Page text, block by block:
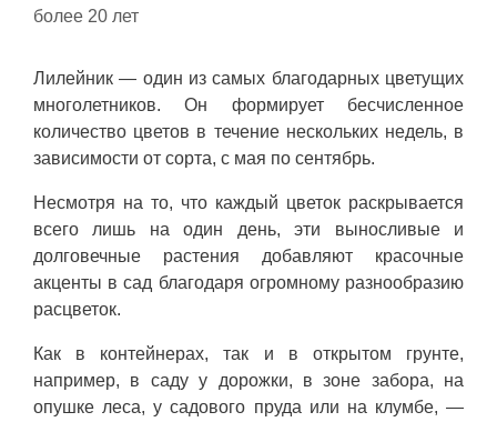
более 20 лет
Лилейник — один из самых благодарных цветущих
многолетников. Он формирует бесчисленное
количество цветов в течение нескольких недель, в
зависимости от сорта, с мая по сентябрь.
Несмотря на то, что каждый цветок раскрывается
всего лишь на один день, эти выносливые и
долговечные растения добавляют красочные
акценты в сад благодаря огромному разнообразию
расцветок.
Как в контейнерах, так и в открытом грунте,
например, в саду у дорожки, в зоне забора, на
опушке леса, у садового пруда или на клумбе, —